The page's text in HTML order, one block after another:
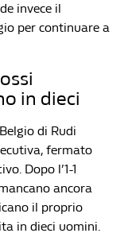
invece il
per continuare a
in dieci
di Rudi
fermato
Dopo l’1-1
ancora
il proprio
in dieci uomini.